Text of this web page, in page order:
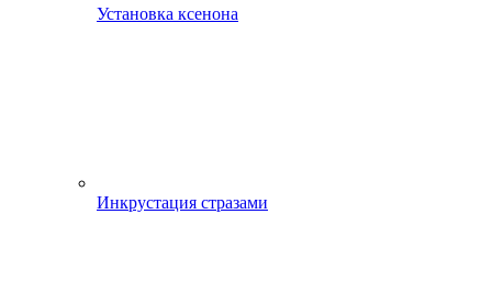
Установка ксенона
Инкрустация стразами